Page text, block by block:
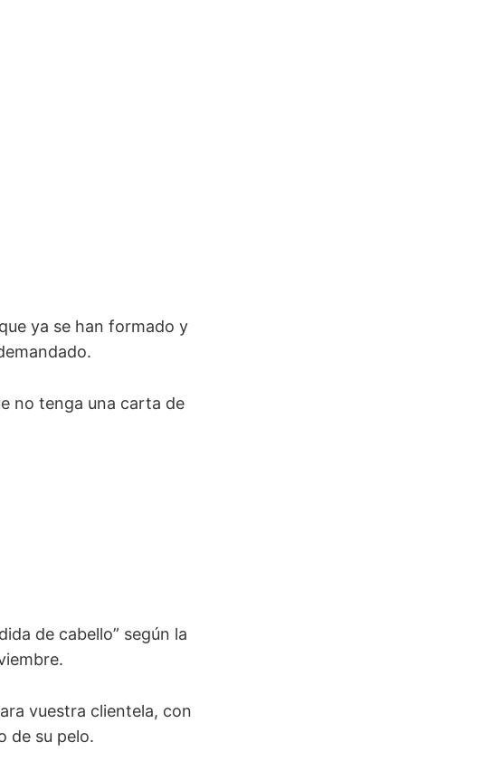
ya se han formado y
no tenga una carta de
de cabello” según la
vuestra clientela, con
de su pelo.